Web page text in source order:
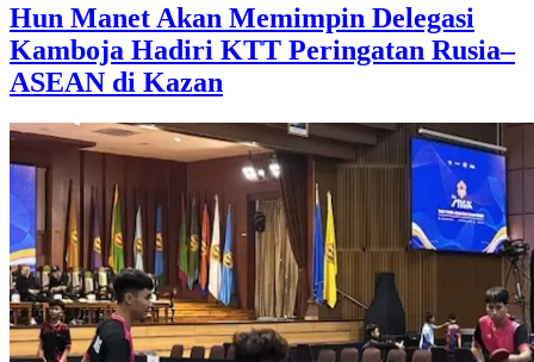
Hun Manet Akan Memimpin Delegasi
Kamboja Hadiri KTT Peringatan Rusia–
ASEAN di Kazan